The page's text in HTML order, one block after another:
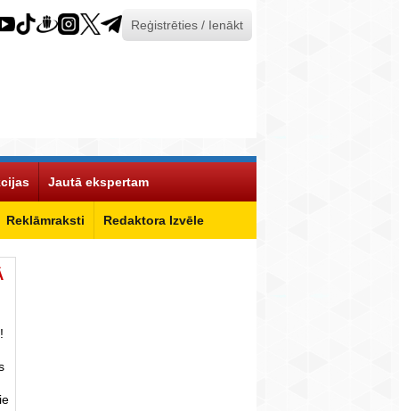
Reģistrēties / Ienākt
Reklāmraksti Redaktora Izvēle
Jautā ekspertam